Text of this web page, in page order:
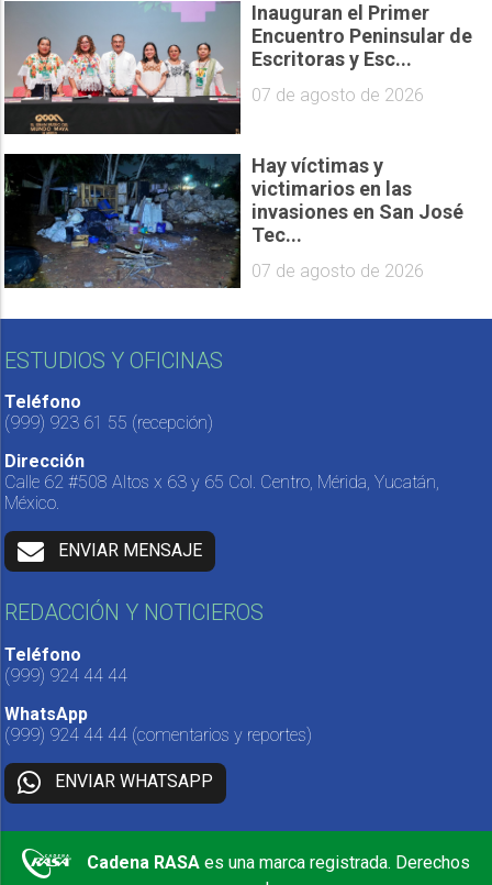
Inauguran el Primer
Encuentro Peninsular de
Escritoras y Esc...
07 de agosto de 2026
Hay víctimas y
victimarios en las
invasiones en San José
Tec...
07 de agosto de 2026
ESTUDIOS Y OFICINAS
Teléfono
(999) 923 61 55 (recepción)
Dirección
Calle 62 #508 Altos x 63 y 65 Col. Centro, Mérida, Yucatán,
México.
ENVIAR MENSAJE
REDACCIÓN Y NOTICIEROS
Teléfono
(999) 924 44 44
WhatsApp
(999) 924 44 44 (comentarios y reportes)
ENVIAR WHATSAPP
Cadena RASA es una marca registrada. Derechos